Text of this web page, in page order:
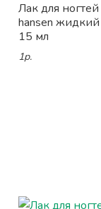
Лак для
hansen
15 мл
1р.